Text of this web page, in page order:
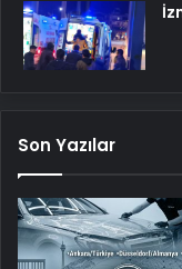
Son Yazılar